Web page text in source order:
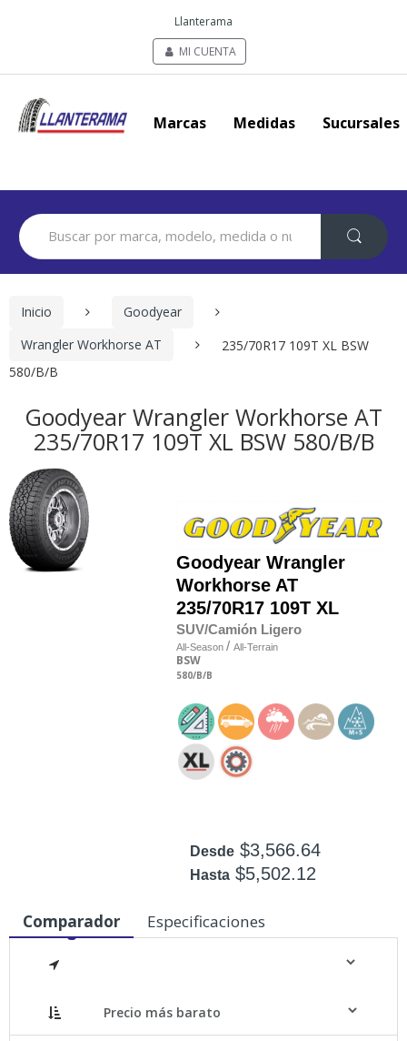
Llanterama
MI CUENTA
Marcas Medidas Sucursales
Search
for:
Inicio
Goodyear
Wrangler Workhorse AT
235/70R17 109T XL BSW
580/B/B
Goodyear Wrangler Workhorse AT
235/70R17 109T XL BSW 580/B/B
Goodyear Wrangler
Workhorse AT
235/70R17 109T XL
SUV/Camión Ligero
All-Season / All-Terrain
BSW
580/B/B
Desde $3,566.64
Hasta $5,502.12
Comparador Especificaciones